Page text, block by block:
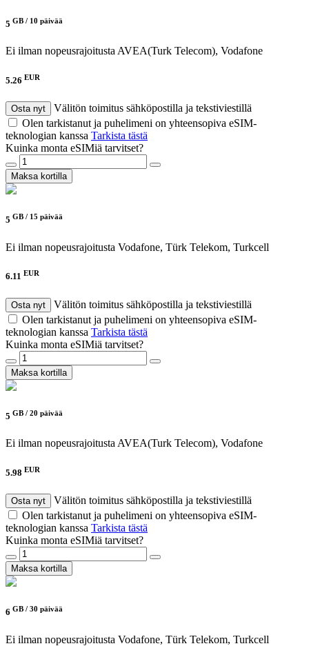
5 GB / 10 päivää
Ei ilman nopeusrajoitusta AVEA(Turk Telecom), Vodafone
5.26 EUR
Osta nyt
Välitön toimitus sähköpostilla ja tekstiviestillä
Olen tarkistanut ja puhelimeni on yhteensopiva eSIM-
teknologian kanssa Tarkista tästä
Kuinka monta eSIMiä tarvitset?
Maksa kortilla
5 GB / 15 päivää
Ei ilman nopeusrajoitusta Vodafone, Türk Telekom, Turkcell
6.11 EUR
Osta nyt
Välitön toimitus sähköpostilla ja tekstiviestillä
Olen tarkistanut ja puhelimeni on yhteensopiva eSIM-
teknologian kanssa Tarkista tästä
Kuinka monta eSIMiä tarvitset?
Maksa kortilla
5 GB / 20 päivää
Ei ilman nopeusrajoitustaAVEA(Turk Telecom), Vodafone
5.98 EUR
Osta nyt
Välitön toimitus sähköpostilla ja tekstiviestillä
Olen tarkistanut ja puhelimeni on yhteensopiva eSIM-
teknologian kanssa Tarkista tästä
Kuinka monta eSIMiä tarvitset?
Maksa kortilla
6 GB / 30 päivää
Ei ilman nopeusrajoitusta Vodafone, Türk Telekom, Turkcell